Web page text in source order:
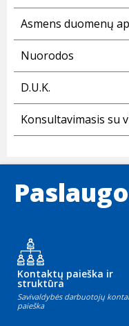
Asmens duomenų
Nuorodos
D.U.K.
Konsultavimasis su
Kontaktų paieška ir
struktūra
Savivaldybės darbuotojų
paieška